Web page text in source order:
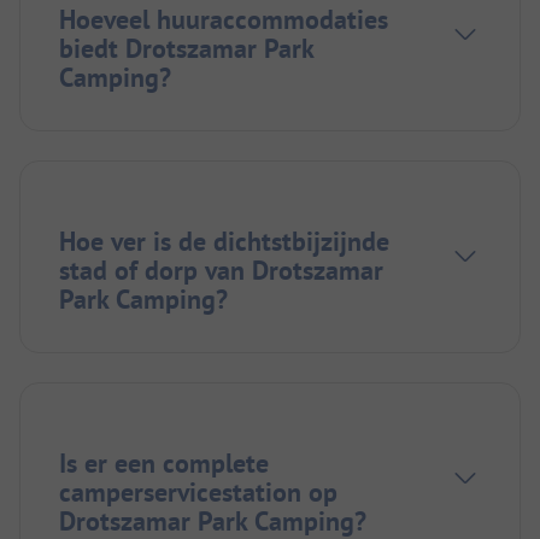
Hoeveel huuraccommodaties
biedt Drotszamar Park
Camping?
Hoe ver is de dichtstbijzijnde
stad of dorp van Drotszamar
Park Camping?
Is er een complete
camperservicestation op
Drotszamar Park Camping?